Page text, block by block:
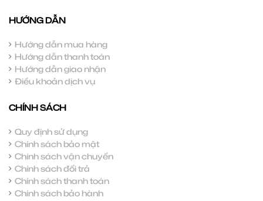
HƯỚNG DẪN
Hướng dẫn mua hàng
Hướng dẫn thanh toán
Hướng dẫn giao nhận
Điều khoản dịch vụ
CHÍNH SÁCH
Quy định sử dụng
Chính sách bảo mật
Chính sách vận chuyển
Chính sách đổi trả
Chính sách thanh toán
Chính sách bảo hành